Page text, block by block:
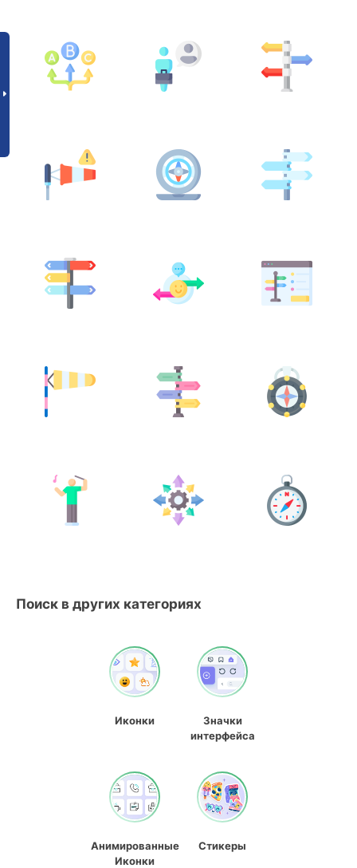
Поиск в других категориях
Иконки
Значки
интерфейса
Анимированные
Иконки
Стикеры